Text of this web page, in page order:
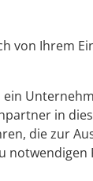
von Ihrem
ein
in
die zur
notwendigen